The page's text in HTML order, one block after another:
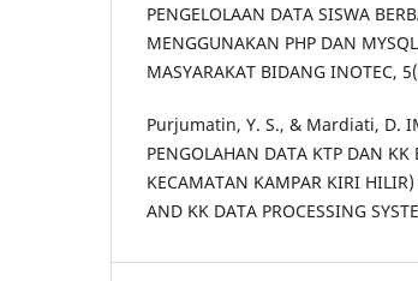
PENGELOLAAN DATA SISWA
MENGGUNAKAN PHP DAN
MASYARAKAT BIDANG INOTEC,
Purjumatin, Y. S., & Mardiati, D.
PENGOLAHAN DATA KTP DAN KK
KECAMATAN KAMPAR KIRI
AND KK DATA PROCESSING